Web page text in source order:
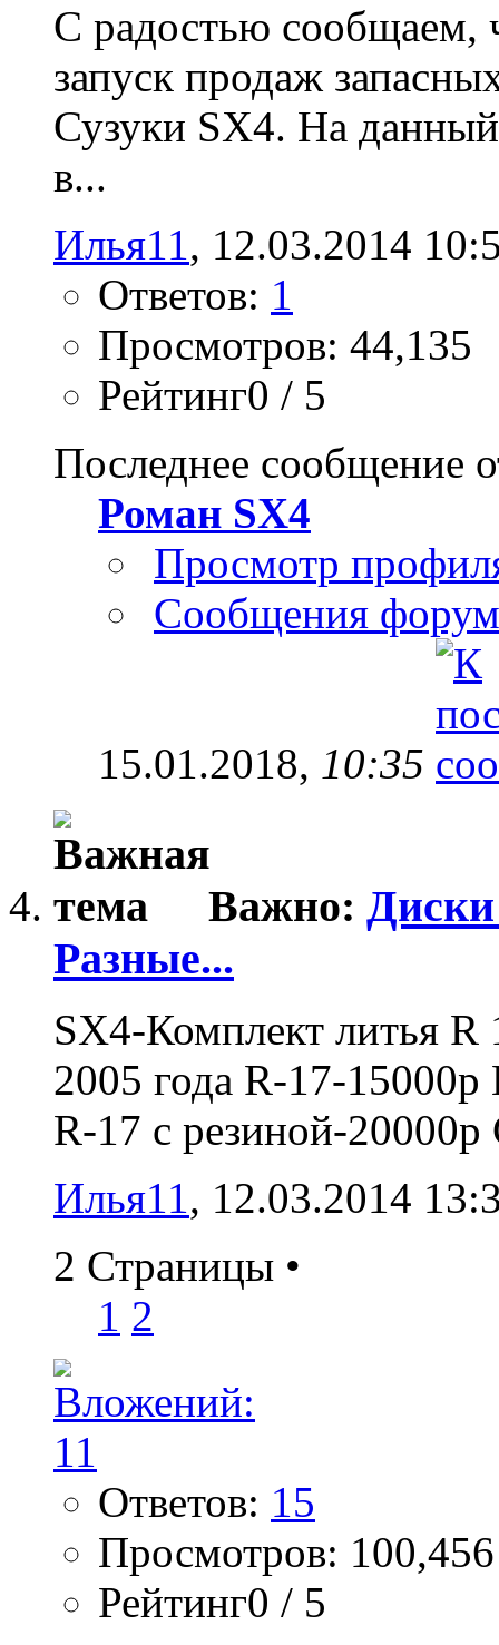
С радостью сообщаем,
запуск продаж
Сузуки SX4. На
в...
Илья11‎, 12.03.2014
Ответов: 1
Просмотров: 44,135
Рейтинг0 / 5
Последнее сообщение
Роман SX4
Просмотр
Сообщения
15.01.2018, 10:35
Важно:
Разные...
SX4-Комплект литья R
2005 года R-17-
R-17 с резиной-20000р
Илья11‎, 12.03.2014
2 Страницы •
1 2
Ответов: 15
Просмотров: 100,456
Рейтинг0 / 5